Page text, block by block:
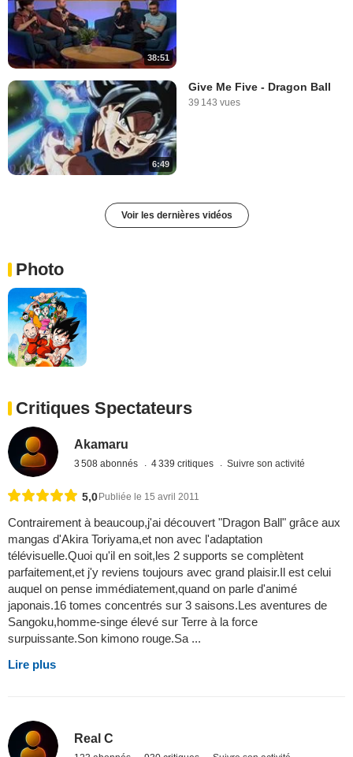
38:51
6:49
Give Me Five - Dragon Ball
39 143 vues
Voir les dernières vidéos
Photo
Critiques Spectateurs
Akamaru
3 508 abonnés 4 339 critiques Suivre son activité
5,0Publiée le 15 avril 2011
Contrairement à beaucoup,j'ai découvert "Dragon Ball" grâce aux
mangas d'Akira Toriyama,et non avec l'adaptation
télévisuelle.Quoi qu'il en soit,les 2 supports se complètent
parfaitement,et j'y reviens toujours avec grand plaisir.Il est celui
auquel on pense immédiatement,quand on parle d'animé
japonais.16 tomes concentrés sur 3 saisons.Les aventures de
Sangoku,homme-singe élevé sur Terre à la force
surpuissante.Son kimono rouge.Sa ...
Lire plus
Real C